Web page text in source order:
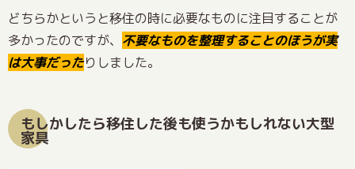
どちらかというと移住の時に必要なものに注目することが
多かったのですが、 不要なものを整理することのほうが実
は大事だったりしました。
もしかしたら移住した後も使うかもしれない大型
家具